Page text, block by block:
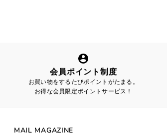
会員ポイント制度
お買い物をするたびポイントがたまる。
お得な会員限定ポイントサービス！
MAIL MAGAZINE